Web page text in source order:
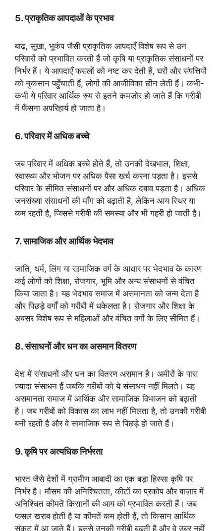
5. प्राकृतिक आपदाओं के प्रभाव
बाढ़, सूखा, भूकंप जैसी प्राकृतिक आपदाएँ विशेष रूप से उन
परिवारों को प्रभावित करती हैं जो कृषि या प्राकृतिक संसाधनों पर
निर्भर हैं। ये आपदाएँ फसलों को नष्ट कर देती हैं, घरों और संपत्तियों
को नुकसान पहुँचाती हैं, लोगों की आजीविका छीन लेती हैं। कभी-
कभी ये परिवार आर्थिक रूप से इतने कमज़ोर हो जाते हैं कि गरीबी
में फँसना अपरिहार्य हो जाता है।
6. परिवार में अधिक बच्चे
जब परिवार में अधिक बच्चे होते हैं, तो उनकी देखभाल, शिक्षा,
स्वास्थ्य और भोजन पर अधिक पैसा खर्च करना पड़ता है। इससे
परिवार के सीमित संसाधनों पर और अधिक दबाव पड़ता है। अधिक
जनसंख्या संसाधनों की माँग को बढ़ाती है, लेकिन आय स्थिर या
कम रहती है, जिससे गरीबी की समस्या और भी गहरी हो जाती है।
7. सामाजिक और आर्थिक भेदभाव
जाति, धर्म, लिंग या सामाजिक वर्ग के आधार पर भेदभाव के कारण
कई लोगों को शिक्षा, रोजगार, भूमि और अन्य संसाधनों से वंचित
किया जाता है। यह भेदभाव समाज में असमानता को जन्म देता है
और पिछड़े वर्गों को गरीबी में धकेलता है। रोजगार और शिक्षा के
अवसर विशेष रूप से महिलाओं और वंचित वर्गों के लिए सीमित हैं।
8. संसाधनों और धन का असमान वितरण
देश में संसाधनों और धन का वितरण असमान है। अमीरों के पास
ज़्यादा संसाधन हैं जबकि गरीबों को ये संसाधन नहीं मिलते। यह
असमानता समाज में आर्थिक और सामाजिक विभाजन को बढ़ाती
है। जब गरीबों को विकास का लाभ नहीं मिलता है, तो उनकी गरीबी
बनी रहती है और वे सामाजिक रूप से पिछड़े हो जाते हैं।
9. कृषि पर अत्यधिक निर्भरता
भारत जैसे देशों में ग्रामीण आबादी का एक बड़ा हिस्सा कृषि पर
निर्भर है। मौसम की अनिश्चितता, कीटों का प्रकोप और बाज़ार में
अनिश्चित कीमतें किसानों की आय को प्रभावित करती हैं। जब
फसल खराब होती है या कीमतें कम होती हैं, तो किसान आर्थिक
संकट में आ जाते हैं। इससे उनकी गरीबी बढ़ती है और वे उबर नहीं